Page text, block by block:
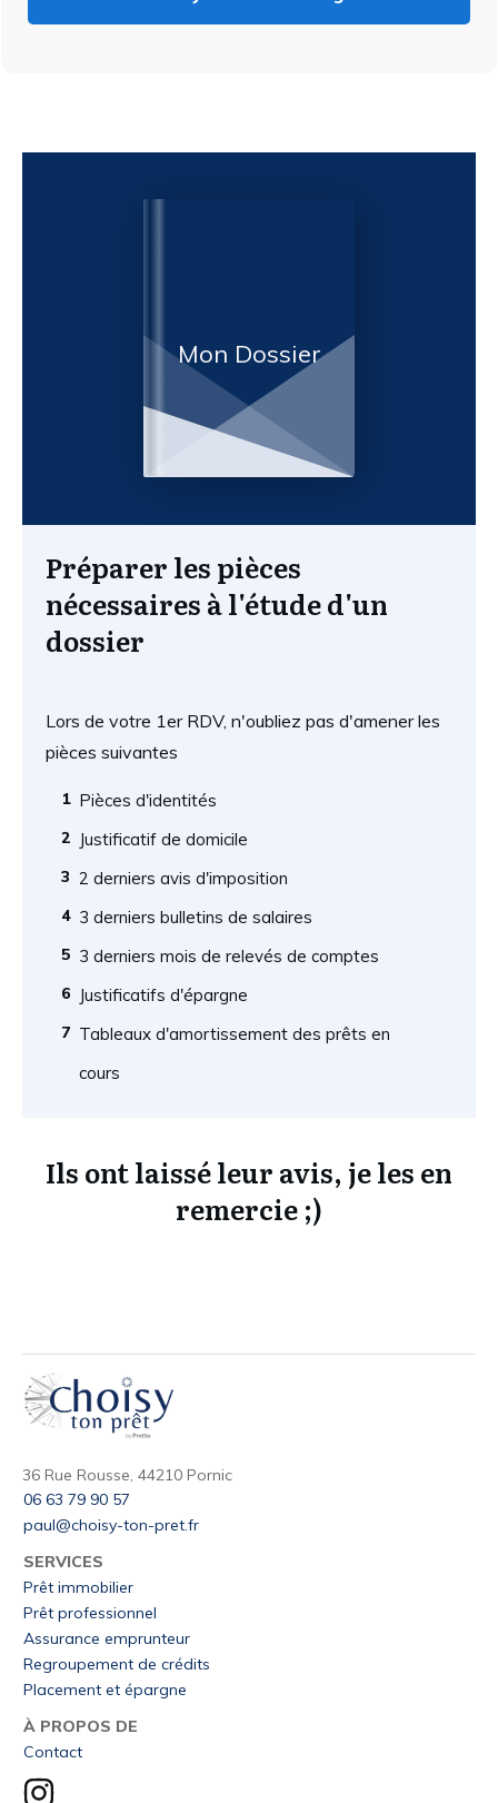
Mon Dossier
Préparer les pièces
nécessaires à l'étude d'un
dossier
Lors de votre 1er RDV, n'oubliez pas d'amener les
pièces suivantes
1 Pièces d'identités
2 Justificatif de domicile
3 2 derniers avis d'imposition
4 3 derniers bulletins de salaires
5 3 derniers mois de relevés de comptes
6 Justificatifs d'épargne
7 Tableaux d'amortissement des prêts en
cours
Ils ont laissé leur avis, je les en
remercie ;)
36 Rue Rousse, 44210 Pornic
06 63 79 90 57
paul@choisy-ton-pret.fr
SERVICES
Prêt immobilier
Prêt professionnel
Assurance emprunteur
Regroupement de crédits
Placement et épargne
À PROPOS DE
Contact